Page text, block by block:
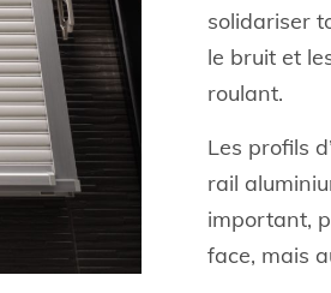
solidariser
le bruit et
roulant.
Les profils
rail
important,
face, mais